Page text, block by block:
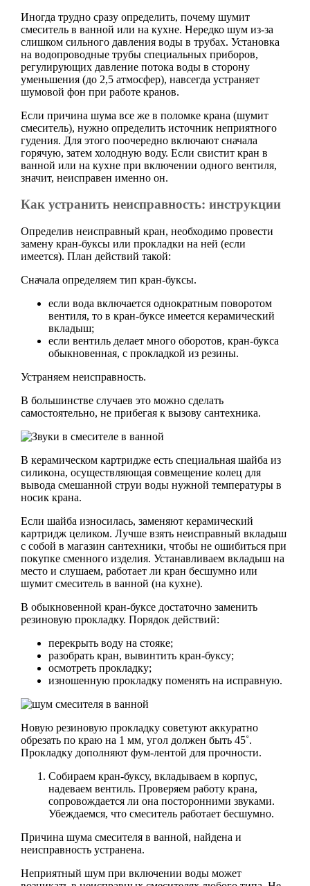
Иногда трудно сразу определить, почему шумит
смеситель в ванной или на кухне. Нередко шум из-за
слишком сильного давления воды в трубах. Установка
на водопроводные трубы специальных приборов,
регулирующих давление потока воды в сторону
уменьшения (до 2,5 атмосфер), навсегда устраняет
шумовой фон при работе кранов.
Если причина шума все же в поломке крана (шумит
смеситель), нужно определить источник неприятного
гудения. Для этого поочередно включают сначала
горячую, затем холодную воду. Если свистит кран в
ванной или на кухне при включении одного вентиля,
значит, неисправен именно он.
Как устранить неисправность: инструкции
Определив неисправный кран, необходимо провести
замену кран-буксы или прокладки на ней (если
имеется). План действий такой:
Сначала определяем тип кран-буксы.
если вода включается однократным поворотом
вентиля, то в кран-буксе имеется керамический
вкладыш;
если вентиль делает много оборотов, кран-букса
обыкновенная, с прокладкой из резины.
Устраняем неисправность.
В большинстве случаев это можно сделать
самостоятельно, не прибегая к вызову сантехника.
В керамическом картридже есть специальная шайба из
силикона, осуществляющая совмещение колец для
вывода смешанной струи воды нужной температуры в
носик крана.
Если шайба износилась, заменяют керамический
картридж целиком. Лучше взять неисправный вкладыш
с собой в магазин сантехники, чтобы не ошибиться при
покупке сменного изделия. Устанавливаем вкладыш на
место и слушаем, работает ли кран бесшумно или
шумит смеситель в ванной (на кухне).
В обыкновенной кран-буксе достаточно заменить
резиновую прокладку. Порядок действий:
перекрыть воду на стояке;
разобрать кран, вывинтить кран-буксу;
осмотреть прокладку;
изношенную прокладку поменять на исправную.
Новую резиновую прокладку советуют аккуратно
обрезать по краю на 1 мм, угол должен быть 45˚.
Прокладку дополняют фум-лентой для прочности.
Собираем кран-буксу, вкладываем в корпус,
надеваем вентиль. Проверяем работу крана,
сопровождается ли она посторонними звуками.
Убеждаемся, что смеситель работает бесшумно.
Причина шума смесителя в ванной, найдена и
неисправность устранена.
Неприятный шум при включении воды может